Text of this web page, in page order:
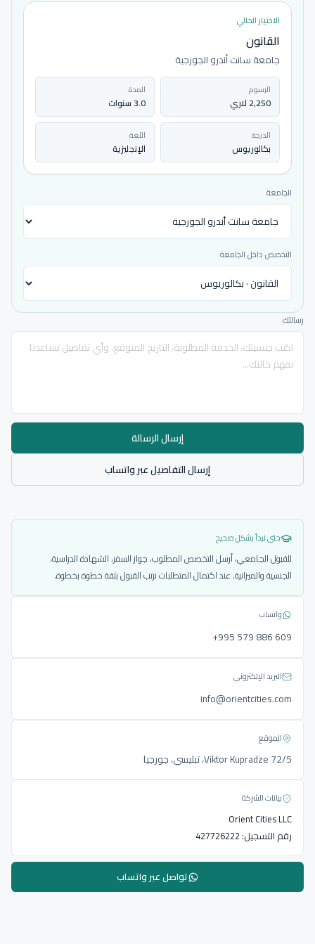
الاختيار الحالي
القانون
جامعة سانت أندرو الجورجية
الرسوم
2,250 لاري
المدة
3.0 سنوات
الدرجة
بكالوريوس
اللغة
الإنجليزية
الجامعة
التخصص داخل الجامعة
رسالتك
إرسال الرسالة
إرسال التفاصيل عبر واتساب
حتى نبدأ بشكل صحيح
للقبول الجامعي، أرسل التخصص المطلوب، جواز السفر، الشهادة الدراسية،
الجنسية والميزانية. عند اكتمال المتطلبات نرتب القبول بثقة خطوة بخطوة.
واتساب
‎+995 579 886 609
البريد الإلكتروني
info@orientcities.com
الموقع
Viktor Kupradze 72/5، تبليسي، جورجيا
بيانات الشركة
Orient Cities LLC
رقم التسجيل:427726222
تواصل عبر واتساب